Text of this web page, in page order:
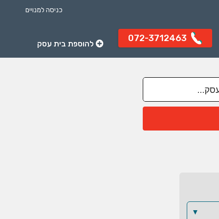
כניסה למנויים
072-3712463
להוספת בית עסק
▼